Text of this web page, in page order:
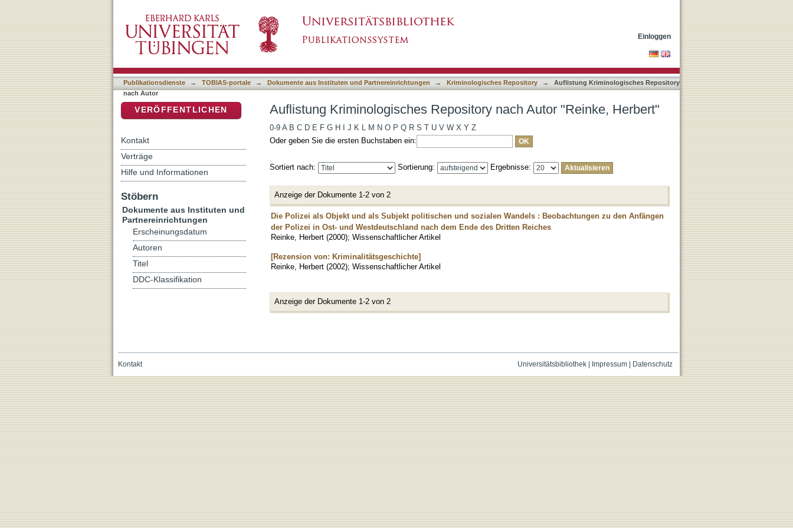
Einloggen
Publikationsdienste → TOBIAS-portale → Dokumente aus Instituten und Partnereinrichtungen → Kriminologisches Repository →
Auflistung Kriminologisches Repository
nach Autor
Auflistung Kriminologisches Repository nach Autor "Reinke, Herbert"
0-9 A B C D E F G H J K L M N O P Q R S T U V W X Y Z
Oder geben Sie die ersten Buchstaben ein:
Sortiert nach: Sortierung: Ergebnisse:
Anzeige der Dokumente 1-2 von 2
Die Polizei als Objekt und als Subjekt politischen und sozialen Wandels : Beobachtungen zu den Anfängen
der Polizei in Ost- und Westdeutschland nach dem Ende des Dritten Reiches
Reinke, Herbert (2000); Wissenschaftlicher Artikel
[Rezension von: Kriminalitätsgeschichte]
Reinke, Herbert (2002); Wissenschaftlicher Artikel
Anzeige der Dokumente 1-2 von 2
VERÖFFENTLICHEN
Kontakt
Verträge
Hilfe und Informationen
Stöbern
Dokumente aus Instituten und
Partnereinrichtungen
Erscheinungsdatum
Autoren
Titel
DDC-Klassifikation
Universitätsbibliothek| Impressum| Datenschutz
Kontakt